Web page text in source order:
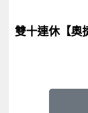
雙十連休【奧